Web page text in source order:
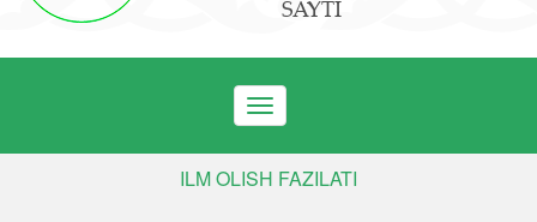
SAYTI
Toggle
navigation
ILM OLISH FAZILATI